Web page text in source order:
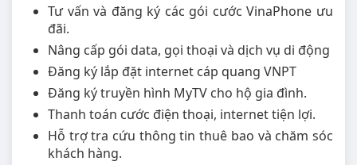
Tư vấn và đăng ký các gói cước VinaPhone ưu
đãi.
Nâng cấp gói data, gọi thoại và dịch vụ di động
Đăng ký lắp đặt internet cáp quang VNPT
Đăng ký truyền hình MyTV cho hộ gia đình.
Thanh toán cước điện thoại, internet tiện lợi.
Hỗ trợ tra cứu thông tin thuê bao và chăm sóc
khách hàng.